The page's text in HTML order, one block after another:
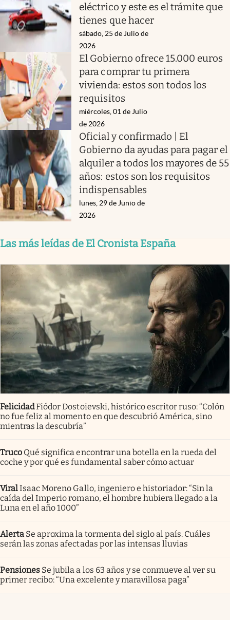
eléctrico y este es el trámite que
tienes que hacer
sábado, 25 de Julio de
2026
El Gobierno ofrece 15.000 euros
para comprar tu primera
vivienda: estos son todos los
requisitos
miércoles, 01 de Julio
de 2026
Oficial y confirmado | El
Gobierno da ayudas para pagar el
alquiler a todos los mayores de 55
años: estos son los requisitos
indispensables
lunes, 29 de Junio de
2026
Las más leídas de El Cronista España
FelicidadFiódor Dostoievski, histórico escritor ruso: “Colón
no fue feliz al momento en que descubrió América, sino
mientras la descubría”
Truco Qué significa encontrar una botella en la rueda del
coche y por qué es fundamental saber cómo actuar
ViralIsaac Moreno Gallo, ingeniero e historiador: “Sin la
caída del Imperio romano, el hombre hubiera llegado a la
Luna en el año 1000”
Alerta Se aproxima la tormenta del siglo al país. Cuáles
serán las zonas afectadas por las intensas lluvias
Pensiones Se jubila a los 63 años y se conmueve al ver su
primer recibo: “Una excelente y maravillosa paga”